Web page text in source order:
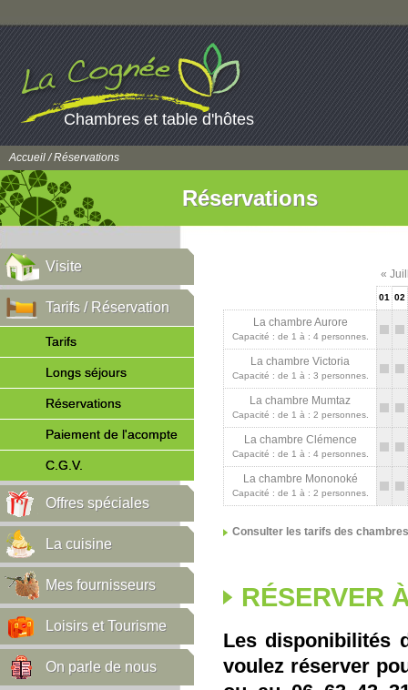
Chambres et table d'hôtes
Accueil/ Réservations
Réservations
Visite
Tarifs / Réservation
Tarifs
Longs séjours
Réservations
Paiement de l'acompte
C.G.V.
Offres spéciales
La cuisine
Mes fournisseurs
Loisirs et Tourisme
On parle de nous
«
01 02
La chambre Aurore
Capacité : de 1 à : 4 personnes.
La chambre Victoria
Capacité : de 1 à : 3 personnes.
La chambre Mumtaz
Capacité : de 1 à : 2 personnes.
La chambre Clémence
Capacité : de 1 à : 4 personnes.
La chambre Mononoké
Capacité : de 1 à : 2 personnes.
Consulter les tarifs des chambres
RÉSERVER
Les disponibilités
voulez réserver